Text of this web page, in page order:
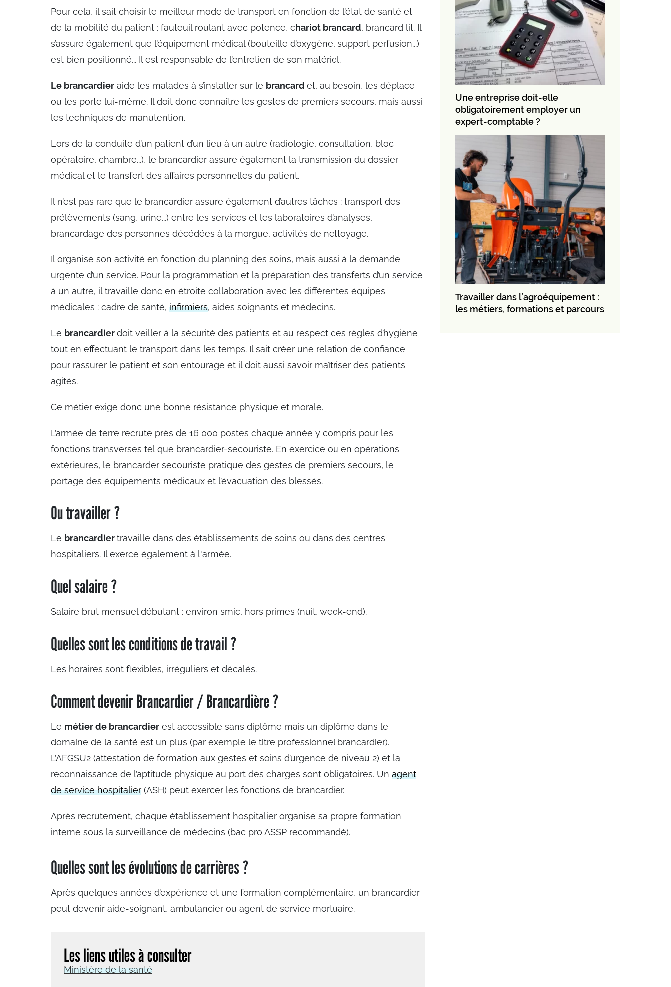
Pour cela, il sait choisir le meilleur mode de transport en fonction de l’état de santé et
de la mobilité du patient : fauteuil roulant avec potence, chariot brancard, brancard lit. Il
s’assure également que l’équipement médical (bouteille d’oxygène, support perfusion...)
est bien positionné... Il est responsable de l’entretien de son matériel.
Le brancardier aide les malades à s’installer sur le brancard et, au besoin, les déplace
ou les porte lui-même. Il doit donc connaître les gestes de premiers secours, mais aussi
les techniques de manutention.
Lors de la conduite d’un patient d’un lieu à un autre (radiologie, consultation, bloc
opératoire, chambre...), le brancardier assure également la transmission du dossier
médical et le transfert des affaires personnelles du patient.
Il n’est pas rare que le brancardier assure également d’autres tâches : transport des
prélèvements (sang, urine...) entre les services et les laboratoires d’analyses,
brancardage des personnes décédées à la morgue, activités de nettoyage.
Il organise son activité en fonction du planning des soins, mais aussi à la demande
urgente d’un service. Pour la programmation et la préparation des transferts d’un service
à un autre, il travaille donc en étroite collaboration avec les différentes équipes
médicales : cadre de santé, infirmiers, aides soignants et médecins.
Le brancardierdoit veiller à la sécurité des patients et au respect des règles d’hygiène
tout en effectuant le transport dans les temps. Il sait créer une relation de confiance
pour rassurer le patient et son entourage et il doit aussi savoir maîtriser des patients
agités.
Ce métier exige donc une bonne résistance physique et morale.
L’armée de terre recrute près de 16 000 postes chaque année y compris pour les
fonctions transverses tel que brancardier-secouriste. En exercice ou en opérations
extérieures, le brancarder secouriste pratique des gestes de premiers secours, le
portage des équipements médicaux et l’évacuation des blessés.
Ou travailler ?
Le brancardiertravaille dans des établissements de soins ou dans des centres
hospitaliers. Il exerce également à l'armée.
Quel salaire ?
Salaire brut mensuel débutant : environ smic, hors primes (nuit, week-end).
Quelles sont les conditions de travail ?
Les horaires sont flexibles, irréguliers et décalés.
Comment devenir Brancardier / Brancardière ?
Le métier de brancardier est accessible sans diplôme mais un diplôme dans le
domaine de la santé est un plus (par exemple le titre professionnel brancardier).
L’AFGSU2 (attestation de formation aux gestes et soins d’urgence de niveau 2) et la
reconnaissance de l’aptitude physique au port des charges sont obligatoires. Un agent
de service hospitalier (ASH) peut exercer les fonctions de brancardier.
Après recrutement, chaque établissement hospitalier organise sa propre formation
interne sous la surveillance de médecins (bac pro ASSP recommandé).
Quelles sont les évolutions de carrières ?
Après quelques années d’expérience et une formation complémentaire, un brancardier
peut devenir aide-soignant, ambulancier ou agent de service mortuaire.
Les liens utiles à consulter
Ministère de la santé
Une entreprise doit-elle
obligatoirement employer un
expert-comptable ?
Travailler dans l’agroéquipement :
les métiers, formations et parcours